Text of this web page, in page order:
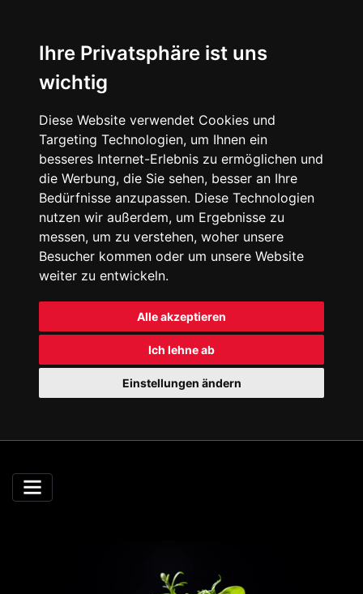
Ihre Privatsphäre ist uns
wichtig
Diese Website verwendet Cookies und
Targeting Technologien, um Ihnen ein
besseres Internet-Erlebnis zu ermöglichen und
die Werbung, die Sie sehen, besser an Ihre
Bedürfnisse anzupassen. Diese Technologien
nutzen wir außerdem, um Ergebnisse zu
messen, um zu verstehen, woher unsere
Besucher kommen oder um unsere Website
weiter zu entwickeln.
Alle akzeptieren
Ich lehne ab
Einstellungen ändern